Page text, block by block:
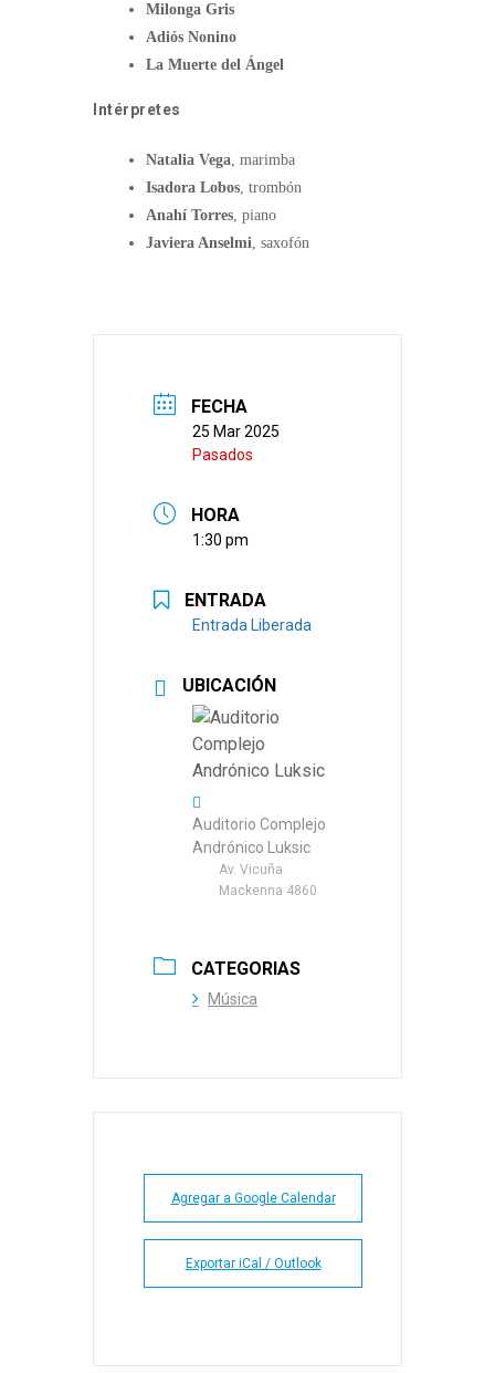
Milonga Gris
Adiós Nonino
La Muerte del Ángel
Intérpretes
Natalia Vega, marimba
Isadora Lobos, trombón
Anahí Torres, piano
Javiera Anselmi, saxofón
FECHA
25 Mar 2025
Pasados
HORA
1:30 pm
ENTRADA
Entrada Liberada
UBICACIÓN
Auditorio Complejo
Andrónico Luksic
Av. Vicuña
Mackenna 4860
CATEGORIAS
Música
Agregar a Google Calendar
Exportar iCal / Outlook